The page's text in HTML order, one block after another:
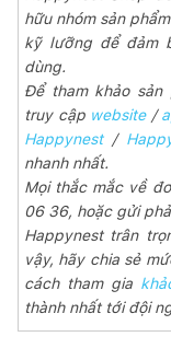
hữu nhóm sản
kỹ lưỡng để đảm
dùng.
Để tham khảo
truy cập website/
Happynest/
nhanh nhất.
Mọi thắc mắc về
06 36, hoặc gửi
Happynest trân
vậy, hãy chia sẻ
cách tham gia
thành nhất tới đội